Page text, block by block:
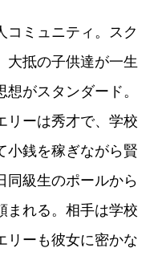
ミュニティ。スク
大抵の子供達が一生
がスタンダード。
リーは秀才で、学校
小銭を稼ぎながら賢
同級生のポールから
まれる。相手は学校
リーも彼女に密かな